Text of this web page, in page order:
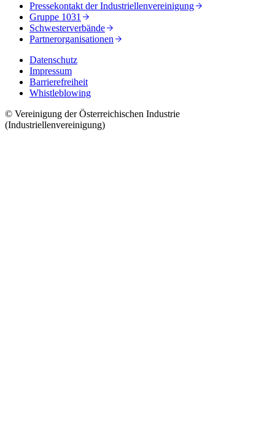
Pressekontakt der Industriellenvereinigung
Gruppe 1031
Schwesterverbände
Partnerorganisationen
Datenschutz
Impressum
Barrierefreiheit
Whistleblowing
© Vereinigung der Österreichischen Industrie
(Industriellenvereinigung)